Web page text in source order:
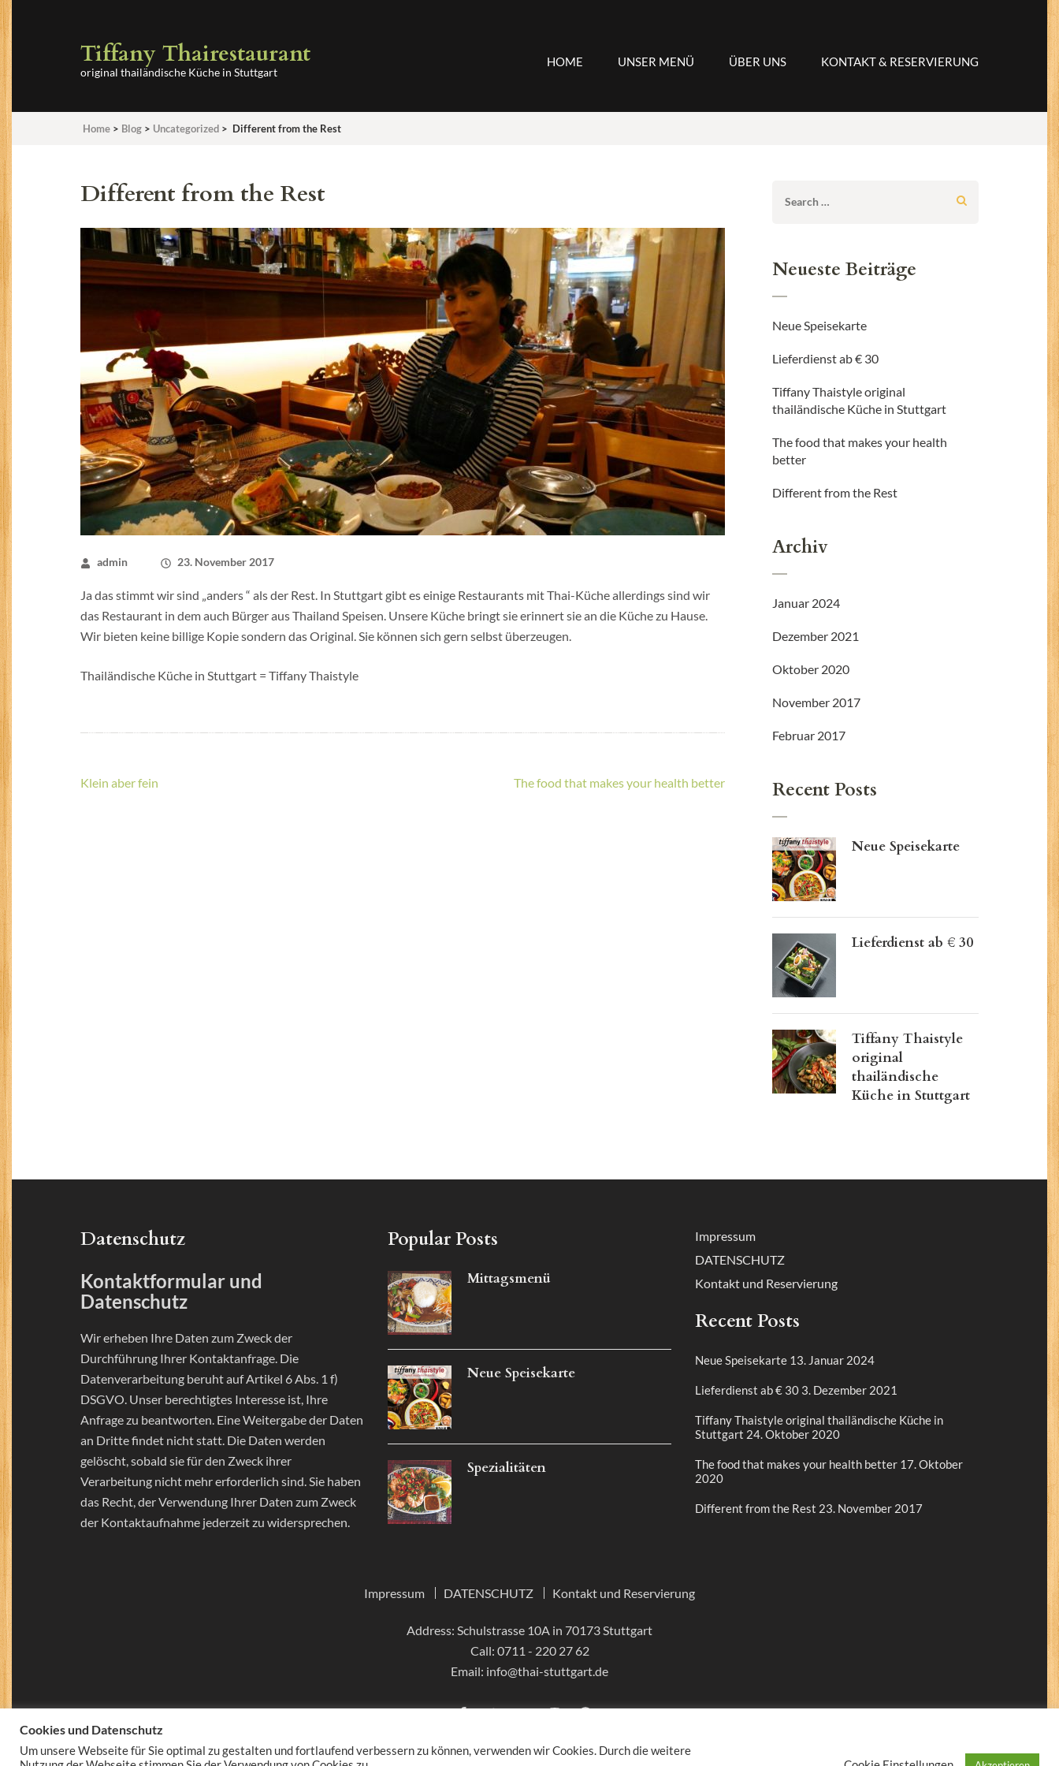
Tiffany Thairestaurant
original thailändische Küche in Stuttgart
HOME UNSER MENÜ ÜBER UNS KONTAKT & RESERVIERUNG
Home > Blog > Uncategorized > Different from the Rest
Different from the Rest
admin 23. November 2017
Ja das stimmt wir sind „anders “ als der Rest. In Stuttgart gibt es einige Restaurants mit Thai-Küche allerdings sind wir
das Restaurant in dem auch Bürger aus Thailand Speisen. Unsere Küche bringt sie erinnert sie an die Küche zu Hause.
Wir bieten keine billige Kopie sondern das Original. Sie können sich gern selbst überzeugen.
Thailändische Küche in Stuttgart = Tiffany Thaistyle
Beitragsnavigation
Klein aber fein The food that makes your health better
Search
Neueste Beiträge
Neue Speisekarte
Lieferdienst ab € 30
Tiffany Thaistyle original
thailändische Küche in Stuttgart
The food that makes your health
better
Different from the Rest
Archiv
Januar 2024
Dezember 2021
Oktober 2020
November 2017
Februar 2017
Recent Posts
Neue Speisekarte
Lieferdienst ab € 30
Tiffany Thaistyle
original
thailändische
Küche in Stuttgart
Datenschutz
Kontaktformular und
Datenschutz
Wir erheben Ihre Daten zum Zweck der
Durchführung Ihrer Kontaktanfrage. Die
Datenverarbeitung beruht auf Artikel 6 Abs. 1 f)
DSGVO. Unser berechtigtes Interesse ist, Ihre
Anfrage zu beantworten. Eine Weitergabe der Daten
an Dritte findet nicht statt. Die Daten werden
gelöscht, sobald sie für den Zweck ihrer
Verarbeitung nicht mehr erforderlich sind. Sie haben
das Recht, der Verwendung Ihrer Daten zum Zweck
der Kontaktaufnahme jederzeit zu widersprechen.
Popular Posts
Mittagsmenü
Neue Speisekarte
Spezialitäten
Impressum
DATENSCHUTZ
Kontakt und Reservierung
Recent Posts
Neue Speisekarte 13. Januar 2024
Lieferdienst ab € 30 3. Dezember 2021
Tiffany Thaistyle original thailändische Küche in
Stuttgart 24. Oktober 2020
The food that makes your health better 17. Oktober
2020
Different from the Rest 23. November 2017
Impressum DATENSCHUTZ Kontakt und Reservierung
Address: Schulstrasse 10A in 70173 Stuttgart
Call: 0711 - 220 27 62
Email: info@thai-stuttgart.de
Cookies und Datenschutz
Um unsere Webseite für Sie optimal zu gestalten und fortlaufend verbessern zu können, verwenden wir Cookies. Durch die weitere